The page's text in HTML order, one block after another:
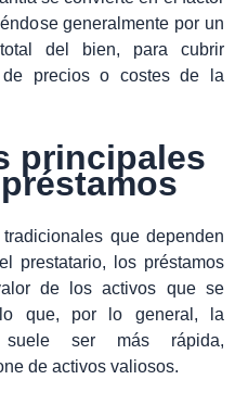
generalmente por un
del bien, para cubrir
de precios o costes de la
principales
que dependen
prestatario, los préstamos
de los activos que se
que, por lo general, la
suele ser más rápida,
de activos valiosos.